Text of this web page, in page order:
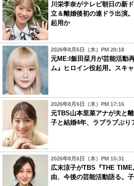
川栄李奈がテレビ朝日の新
立＆離婚後初の連ドラ出演
起用か
2026年8月6日（木）PM 20:18
元ME:I飯田栞月が芸能活動
ム』ヒロイン役起用。スキ
2026年8月6日（木）PM 17:16
元TBS山本里菜アナが夫と
子と結婚4年、ラブラブぶ
2026年8月6日（木）PM 15:31
広末涼子がTBS『THE
由、今後の芸能活動語る。